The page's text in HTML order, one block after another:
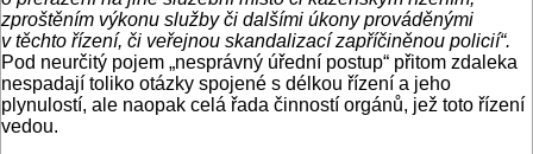
zproštěním výkonu služby či dalšími úkony prováděnými
v těchto řízení, či veřejnou skandalizací zapříčiněnou policií“.
Pod neurčitý pojem „nesprávný úřední postup“ přitom zdaleka
nespadají toliko otázky spojené s délkou řízení a jeho
plynulostí, ale naopak celá řada činností orgánů, jež toto řízení
vedou.